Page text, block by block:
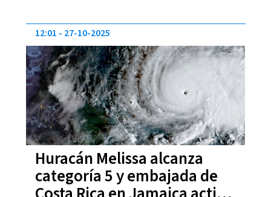
Huracán Melissa alcanza
categoría 5 y embajada de
12:01 27-10-2025